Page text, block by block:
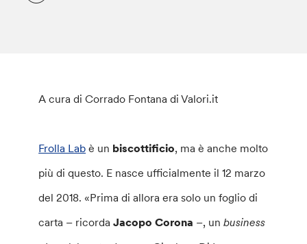
A cura di Corrado Fontana di Valori.it
Frolla Lab è un biscottificio, ma è anche molto
più di questo. E nasce ufficialmente il 12 marzo
del 2018. «Prima di allora era solo un foglio di
carta – ricordaJacopo Corona –, unbusiness